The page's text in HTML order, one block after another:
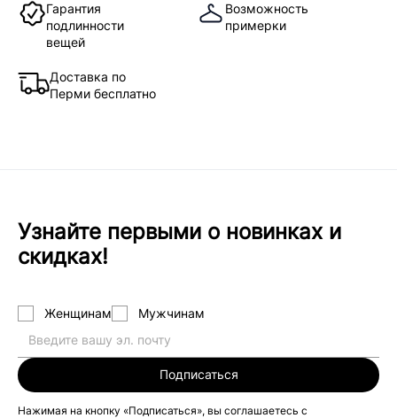
Гарантия
подлинности
вещей
Возможность
примерки
Доставка по
Перми бесплатно
Узнайте первыми о новинках и
скидках!
Женщинам Мужчинам
Подписаться
Нажимая на кнопку «Подписаться», вы соглашаетесь с